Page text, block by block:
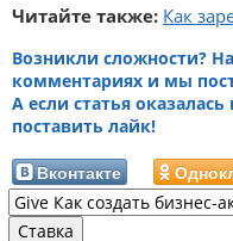
Читайте также: Как
Возникли сложности?
комментариях и мы
А если статья
поставить лайк!
Вконтакте